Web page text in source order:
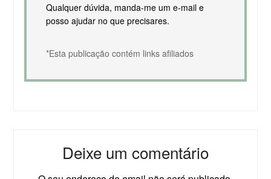
Qualquer dúvida, manda-me um e-mail e
posso ajudar no que precisares.
*Esta publicação contém links afiliados
Deixe um comentário